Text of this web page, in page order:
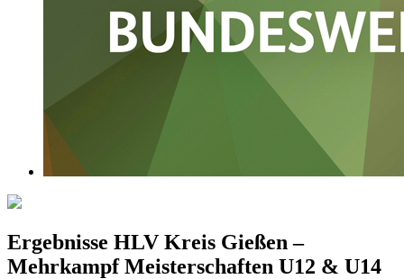
Ergebnisse HLV Kreis Gießen –
Mehrkampf Meisterschaften U12 & U14